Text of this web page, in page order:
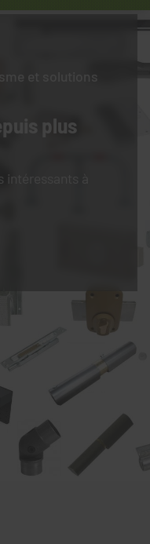
et solutions
plus
à